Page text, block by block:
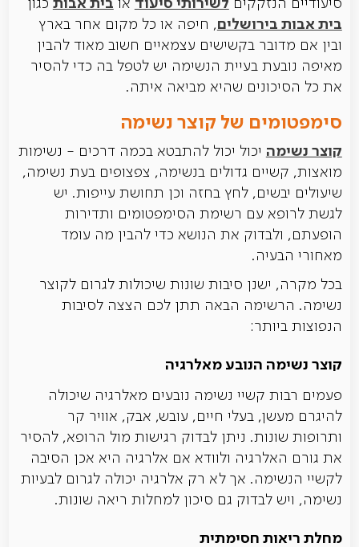
סיעודיים הנזקקים לשירותי סיעוד או בית אבות כגון
בית אבות בירושלים, חיפה או כל מקום אחר בארץ
ובין אם מדובר בקשישים עצמאיים חשוב מאוד להבין
מאיפה נובעת בעיית הנשימה יש לטפל בה כדי להסיר
את כל הסיכונים שהיא מביאה איתה.
סימפטומים של קוצר נשימה
קוצר נשימה יכול יכול להתבטא בכמה דרכים - נשימות
מואצות, קשיים גדולים בנשימה, צפצופים בעת נשימה,
שיעולים יבשים, לחץ בחזה וכן תחושת עייפות. יש
לגשת לרופא עם רשימת הסימפטומים ותדירות
הופעתם, ולבדוק את הנושא כדי להבין מה עומד
מאחורי הבעיה.
בכל מקרה, ישנן סיבות שונות שיכולות לגרום לקוצר
נשימה. הרשימה הבאה תתן לכם הצצה לסיבות
הנפוצות ביותר:
קוצר נשימה הנובע מאלרגיה
פעמים רבות קשיי נשימה נובעים מאלרגיה שיכולה
להיגרם מעשן, בעלי חיים, עובש, אבק, אוויר קר
ותרופות שונות. ניתן לבדוק רגישות מול הרופא, להסיר
את גורם האלרגיה ולוודא אם אלרגיה היא אכן הסיבה
לקשיי הנשימה. אך לא רק אלרגיה יכולה לגרום לבעיות
נשימה, ויש לבדוק גם סיכון למחלות ריאה שונות.
מחלת ריאות חסימתית